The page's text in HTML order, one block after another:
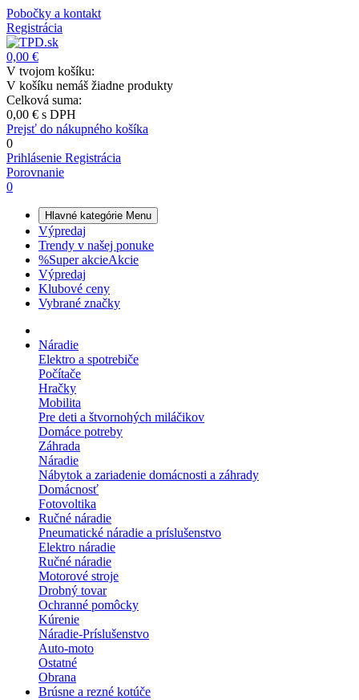
Pobočky a kontakt
Registrácia
0,00 €
V tvojom košíku:
V košíku nemáš žiadne produkty
Celková suma:
0,00 € s DPH
Prejsť do nákupného košíka
0
Prihlásenie Registrácia
Porovnanie
0
Hlavné kategórie Menu
Výpredaj
Trendy v našej ponuke
%Super akcieAkcie
Výpredaj
Klubové ceny
Vybrané značky
Náradie
Elektro a spotrebiče
Počítače
Hračky
Mobilita
Pre deti a štvornohých miláčikov
Domáce potreby
Záhrada
Náradie
Nábytok a zariadenie domácnosti a záhrady
Domácnosť
Fotovoltika
Ručné náradie
Pneumatické náradie a príslušenstvo
Elektro náradie
Ručné náradie
Motorové stroje
Drobný tovar
Ochranné pomôcky
Kúrenie
Náradie-Príslušenstvo
Auto-moto
Ostatné
Obrana
Brúsne a rezné kotúče